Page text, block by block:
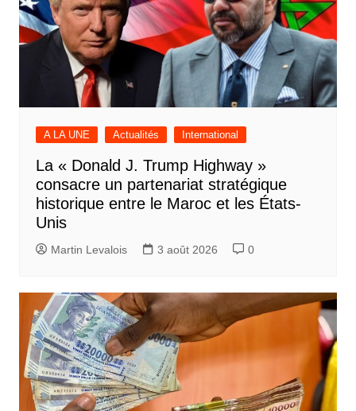
A LA UNE Actualités International
La « Donald J. Trump Highway »
consacre un partenariat stratégique
historique entre le Maroc et les États-
Unis
Martin Levalois 3 août 2026 0